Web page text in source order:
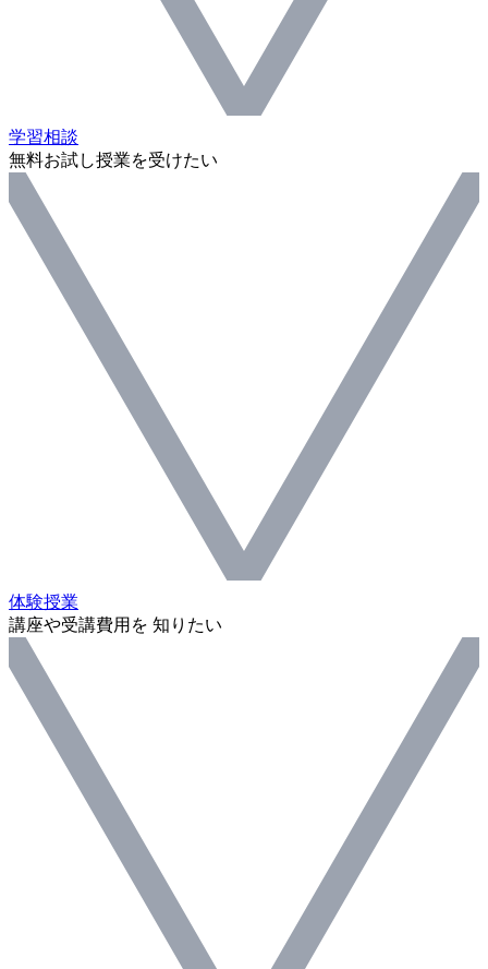
学習相談
無料お試し授業を受けたい
体験授業
講座や受講費用を 知りたい